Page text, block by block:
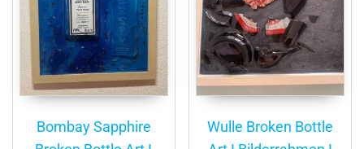
Bombay Sapphire
Wulle Broken Bottle